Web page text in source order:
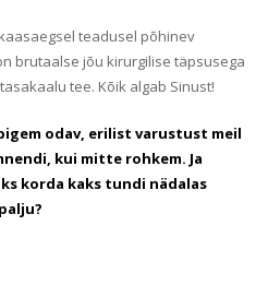
teadusel põhinev
brutaalse jõu kirurgilise täpsusega
tee. Kõik algab Sinust!
odav, erilist varustust meil
kui mitte rohkem. Ja
korda kaks tundi nädalas